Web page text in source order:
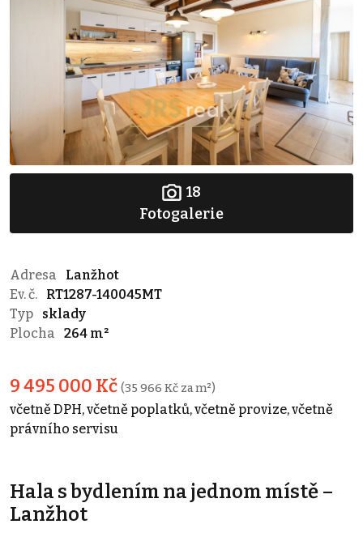
18
Fotogalerie
Adresa
Lanžhot
Ev. č.
RT1287-140045MT
Typ
sklady
Plocha
264 m²
9 495 000 Kč (35 966 Kč za m²)
včetně DPH, včetně poplatků, včetně provize, včetně
právního servisu
Hala s bydlením na jednom místě –
Lanžhot